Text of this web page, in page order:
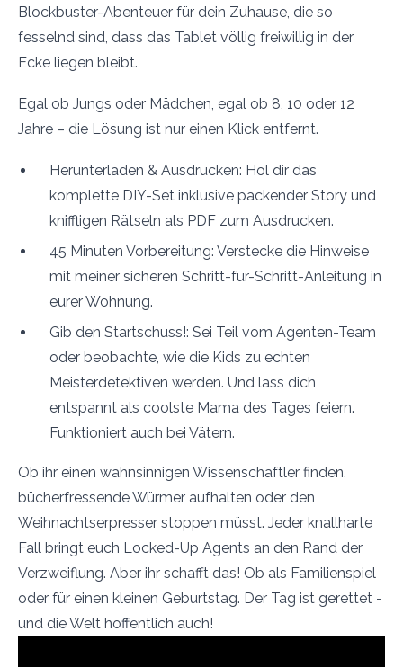
Blockbuster-Abenteuer für dein Zuhause, die so
fesselnd sind, dass das Tablet völlig freiwillig in der
Ecke liegen bleibt.
Egal ob Jungs oder Mädchen, egal ob 8, 10 oder 12
Jahre – die Lösung ist nur einen Klick entfernt.
Herunterladen & Ausdrucken: Hol dir das
komplette DIY-Set inklusive packender Story und
kniffligen Rätseln als PDF zum Ausdrucken.
45 Minuten Vorbereitung: Verstecke die Hinweise
mit meiner sicheren Schritt-für-Schritt-Anleitung in
eurer Wohnung.
Gib den Startschuss!: Sei Teil vom Agenten-Team
oder beobachte, wie die Kids zu echten
Meisterdetektiven werden. Und lass dich
entspannt als coolste Mama des Tages feiern.
Funktioniert auch bei Vätern.
Ob ihr einen wahnsinnigen Wissenschaftler finden,
bücherfressende Würmer aufhalten oder den
Weihnachtserpresser stoppen müsst. Jeder knallharte
Fall bringt euch Locked-Up Agents an den Rand der
Verzweiflung. Aber ihr schafft das! Ob als Familienspiel
oder für einen kleinen Geburtstag. Der Tag ist gerettet -
und die Welt hoffentlich auch!